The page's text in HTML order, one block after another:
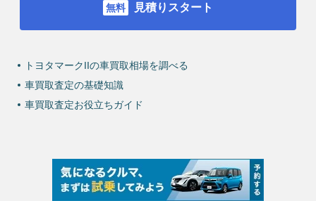
見積りスタート
トヨタマークIIの車買取相場を調べる
車買取査定の基礎知識
車買取査定お役立ちガイド